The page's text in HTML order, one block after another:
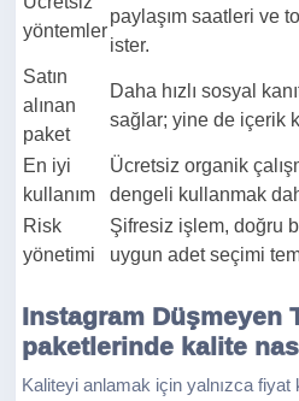
yöntemler
paylaşım saatleri ve
ister.
Satın
alınan
paket
Daha hızlı sosyal
sağlar; yine de içerik
En iyi
kullanım
Ücretsiz organik
dengeli kullanmak
Risk
yönetimi
Şifresiz işlem, doğru
uygun adet seçimi
Instagram Düşmeyen
paketlerinde kalite
Kaliteyi anlamak için yalnızca fiyat